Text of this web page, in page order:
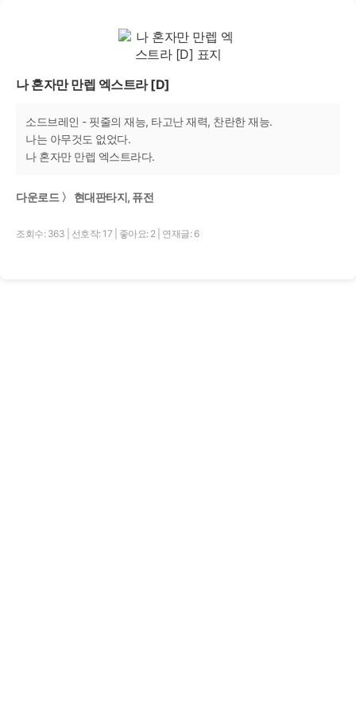
나 혼자만 만렙 엑스트라 [D]
소드브레인 - 핏줄의 재능, 타고난 재력, 찬란한 재능.
나는 아무것도 없었다.
나 혼자만 만렙 엑스트라다.
다운로드 〉 현대판타지, 퓨전
조회수: 363 선호작: 17 좋아요: 2 연재글: 6